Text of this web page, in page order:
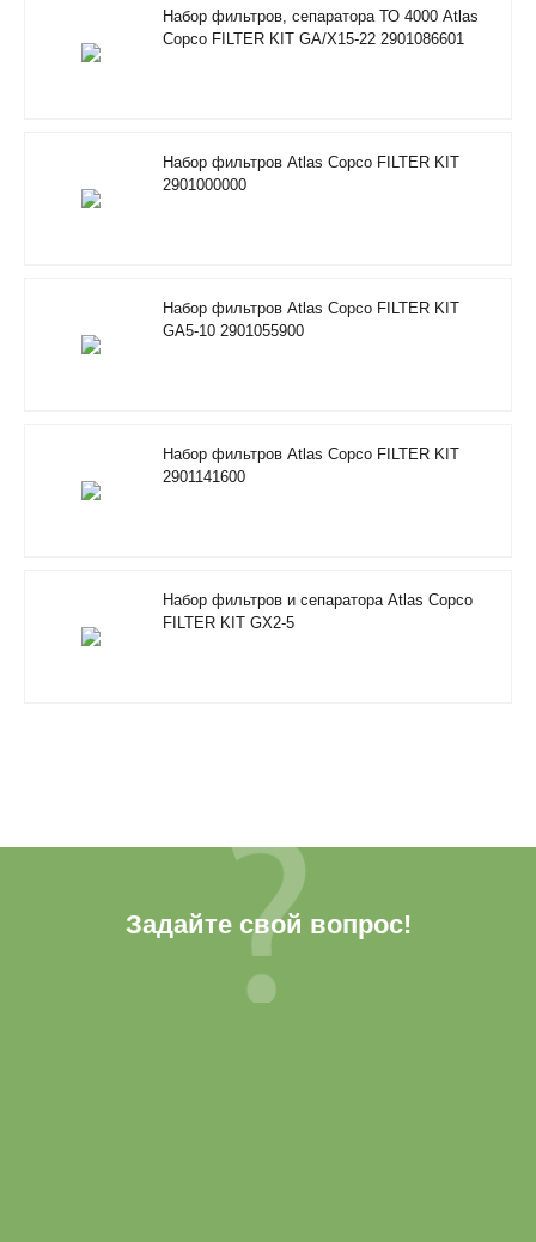
Набор фильтров, сепаратора ТО 4000 Atlas
Copco FILTER KIT GA/X15-22 2901086601
Набор фильтров Atlas Copco FILTER KIT
2901000000
Набор фильтров Atlas Copco FILTER KIT
GA5-10 2901055900
Набор фильтров Atlas Copco FILTER KIT
2901141600
Набор фильтров и сепаратора Atlas Copco
FILTER KIT GX2-5
Задайте свой вопрос!